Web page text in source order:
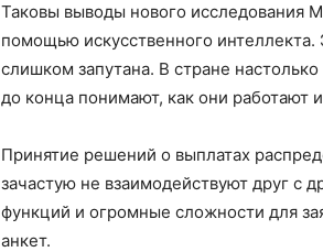
Таковы выводы нового исследования
помощью искусственного интеллекта.
слишком запутана. В стране
до конца понимают, как они работают
Принятие решений о выплатах
зачастую не взаимодействуют друг с
функций и огромные сложности для
анкет.